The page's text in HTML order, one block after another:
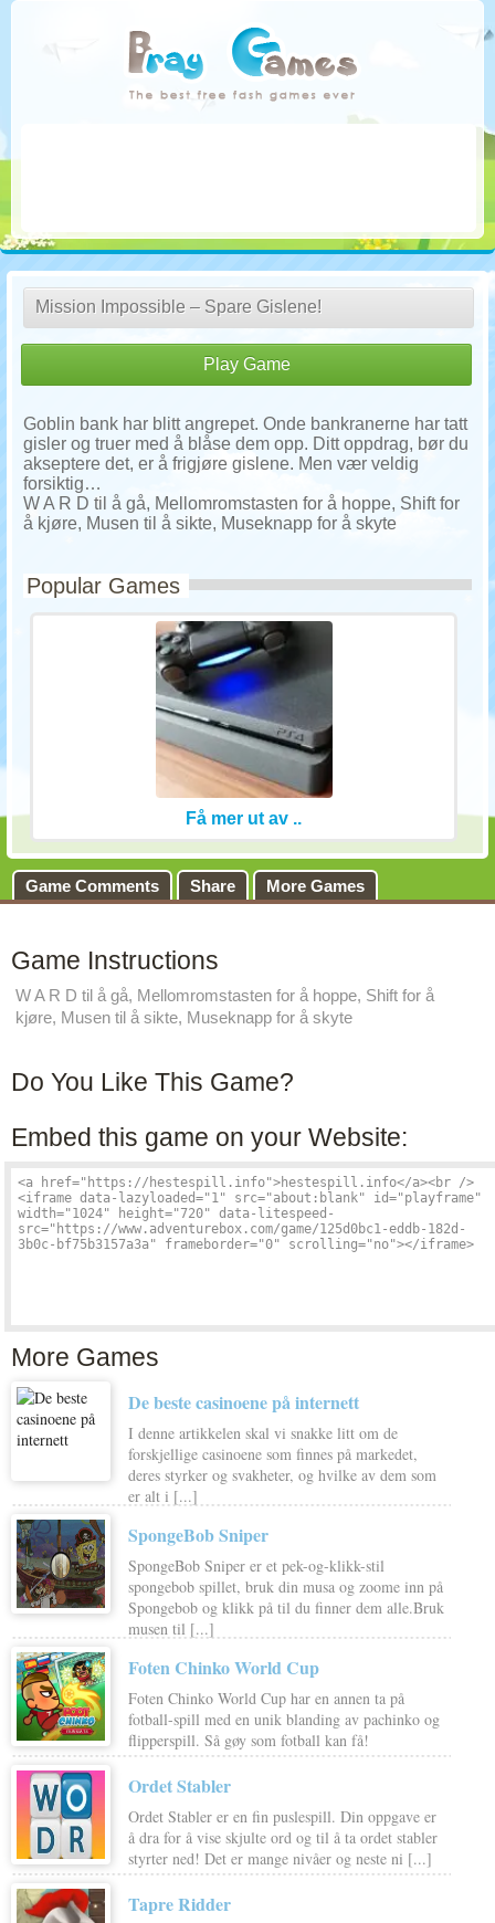
Mission Impossible – Spare Gislene!
Play Game
Goblin bank har blitt angrepet. Onde bankranerne har tatt
gisler og truer med å blåse dem opp. Ditt oppdrag, bør du
akseptere det, er å frigjøre gislene. Men vær veldig
forsiktig…
W A R D til å gå, Mellomromstasten for å hoppe, Shift for
å kjøre, Musen til å sikte, Museknapp for å skyte
Popular Games
Få mer ut av ..
Game Comments Share More Games
Game Instructions
W A R D til å gå, Mellomromstasten for å hoppe, Shift for å
kjøre, Musen til å sikte, Museknapp for å skyte
Do You Like This Game?
Embed this game on your Website:
More Games
De beste casinoene på internett
I denne artikkelen skal vi snakke litt om de
forskjellige casinoene som finnes på markedet,
deres styrker og svakheter, og hvilke av dem som
er alt i [...]
SpongeBob Sniper
SpongeBob Sniper er et pek-og-klikk-stil
spongebob spillet, bruk din musa og zoome inn på
Spongebob og klikk på til du finner dem alle.Bruk
musen til [...]
Foten Chinko World Cup
Foten Chinko World Cup har en annen ta på
fotball-spill med en unik blanding av pachinko og
flipperspill. Så gøy som fotball kan få!
Ordet Stabler
Ordet Stabler er en fin puslespill. Din oppgave er
å dra for å vise skjulte ord og til å ta ordet stabler
styrter ned! Det er mange nivåer og neste ni [...]
Tapre Ridder